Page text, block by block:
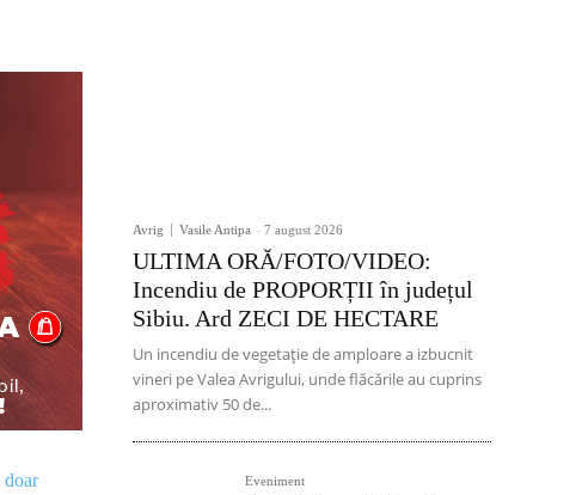
doar
Avrig Vasile Antipa - 7 august 2026
ULTIMA ORĂ/FOTO/VIDEO:
Incendiu de PROPORȚII în județul
Sibiu. Ard ZECI DE HECTARE
Un incendiu de vegetație de amploare a izbucnit
vineri pe Valea Avrigului, unde flăcările au cuprins
aproximativ 50 de...
Eveniment